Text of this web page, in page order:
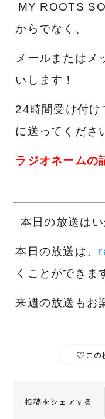
MY ROOTS
からでなく、
メールまたはメ
いします！
24時間受け付け
に送ってくださ
ラジオネームの
本日の放送は
本日の放送は、
くことができま
来週の放送もお
こ
投稿をシェアする